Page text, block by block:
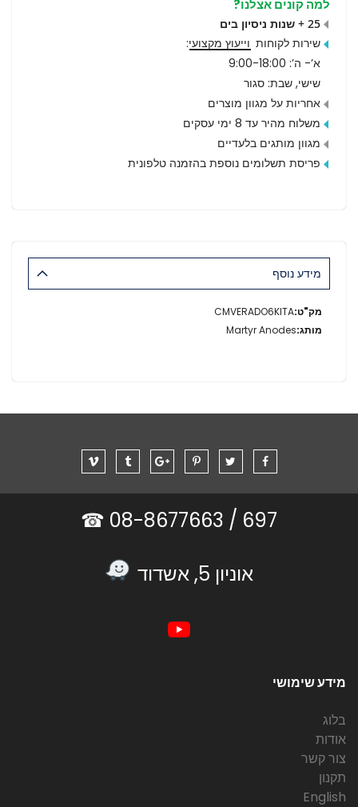
למה קונים אצלנו?
25 + שנות ניסיון בים
שירות לקוחות וייעוץ מקצועי:
א’- ה’: 9:00-18:00
שישי, שבת: סגור
אחריות על מגוון מוצרים
משלוח מהיר עד 8 ימי עסקים
מגוון מותגים בלעדיים
פריסת תשלומים נוספת בהזמנה טלפונית
מידע נוסף
מידע
נוסף
CMVERADO6KITA
Martyr Anodes
697 /
אוניון 5, אשדוד
מידע שימושי
בלוג
אודות
צור קשר
תקנון
English